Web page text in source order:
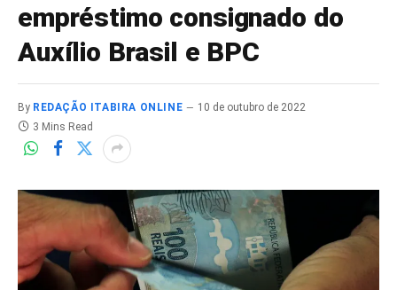
empréstimo consignado do
Auxílio Brasil e BPC
By REDAÇÃO ITABIRA ONLINE
10 de outubro de 2022
3 Mins Read